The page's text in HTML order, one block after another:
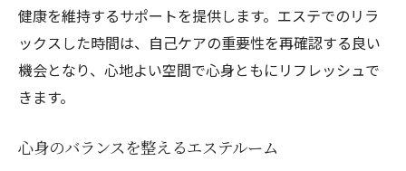
健康を維持するサポートを提供します。エステでのリラ
ックスした時間は、自己ケアの重要性を再確認する良い
機会となり、心地よい空間で心身ともにリフレッシュで
きます。
心身のバランスを整えるエステルーム